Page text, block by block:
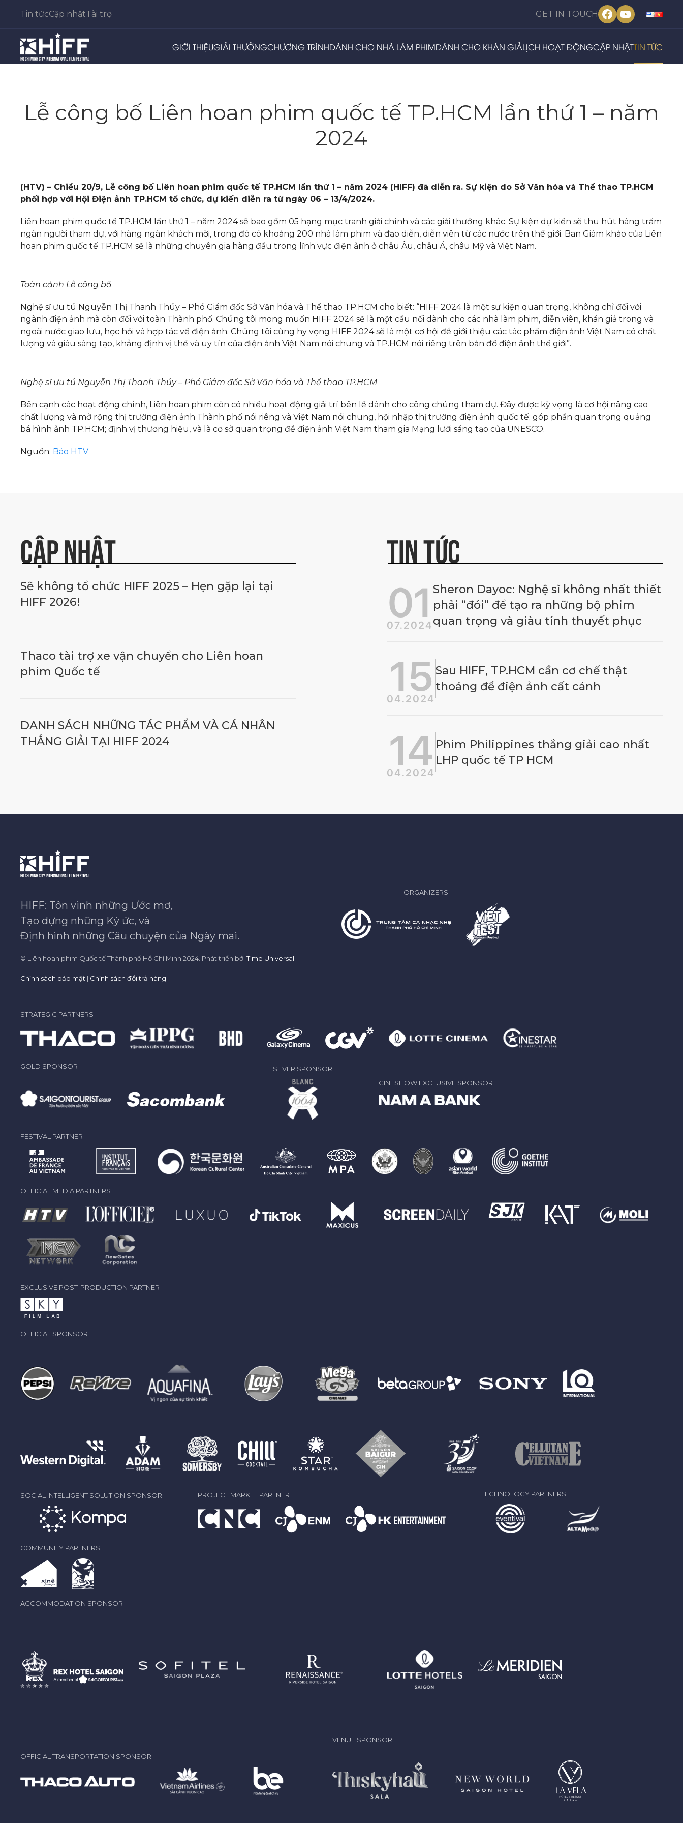
Tin tứcCập nhậtTài trợ GET IN TOUCH Facebook
YouTube
GIỚI THIỆUGIẢI THƯỞNGCHƯƠNG TRÌNHDÀNH CHO NHÀ LÀM PHIMDÀNH CHO KHÁN GIẢLỊCH HOẠT ĐỘNGCẬP NHẬTTIN TỨC
Lễ công bố Liên hoan phim quốc tế TP.HCM lần thứ 1 – năm
2024
(HTV) – Chiều 20/9, Lễ công bố Liên hoan phim quốc tế TP.HCM lần thứ 1 – năm 2024 (HIFF) đã diễn ra. Sự kiện do Sở Văn hóa và Thể thao TP.HCM
phối hợp với Hội Điện ảnh TP.HCM tổ chức, dự kiến diễn ra từ ngày 06 – 13/4/2024.
Liên hoan phim quốc tế TP.HCM lần thứ 1 – năm 2024 sẽ bao gồm 05 hạng mục tranh giải chính và các giải thưởng khác. Sự kiện dự kiến sẽ thu hút hàng trăm
ngàn người tham dự, với hàng ngàn khách mời, trong đó có khoảng 200 nhà làm phim và đạo diễn, diễn viên từ các nước trên thế giới. Ban Giám khảo của Liên
hoan phim quốc tế TP.HCM sẽ là những chuyên gia hàng đầu trong lĩnh vực điện ảnh ở châu Âu, châu Á, châu Mỹ và Việt Nam.
Toàn cảnh Lễ công bố
Nghệ sĩ ưu tú Nguyễn Thị Thanh Thúy – Phó Giám đốc Sở Văn hóa và Thể thao TP.HCM cho biết: “HIFF 2024 là một sự kiện quan trọng, không chỉ đối với
ngành điện ảnh mà còn đối với toàn Thành phố. Chúng tôi mong muốn HIFF 2024 sẽ là một cầu nối dành cho các nhà làm phim, diễn viên, khán giả trong và
ngoài nước giao lưu, học hỏi và hợp tác về điện ảnh. Chúng tôi cũng hy vọng HIFF 2024 sẽ là một cơ hội để giới thiệu các tác phẩm điện ảnh Việt Nam có chất
lượng và giàu sáng tạo, khẳng định vị thế và uy tín của điện ảnh Việt Nam nói chung và TP.HCM nói riêng trên bản đồ điện ảnh thế giới”.
Nghệ sĩ ưu tú Nguyễn Thị Thanh Thúy – Phó Giám đốc Sở Văn hóa và Thể thao TP.HCM
Bên cạnh các hoạt động chính, Liên hoan phim còn có nhiều hoạt động giải trí bên lề dành cho công chúng tham dự. Đây được kỳ vọng là cơ hội nâng cao
chất lượng và mở rộng thị trường điện ảnh Thành phố nói riêng và Việt Nam nói chung, hội nhập thị trường điện ảnh quốc tế; góp phần quan trọng quảng
bá hình ảnh TP.HCM; định vị thương hiệu, và là cơ sở quan trọng để điện ảnh Việt Nam tham gia Mạng lưới sáng tạo của UNESCO.
Nguồn: Báo HTV
CẬP NHẬT
Sẽ không tổ chức HIFF 2025 – Hẹn gặp lại tại
HIFF 2026!
Thaco tài trợ xe vận chuyển cho Liên hoan
phim Quốc tế
DANH SÁCH NHỮNG TÁC PHẨM VÀ CÁ NHÂN
THẮNG GIẢI TẠI HIFF 2024
TIN TỨC
01
07.2024
Sheron Dayoc: Nghệ sĩ không nhất thiết
phải “đói” để tạo ra những bộ phim
quan trọng và giàu tính thuyết phục
15
04.2024
Sau HIFF, TP.HCM cần cơ chế thật
thoáng để điện ảnh cất cánh
14
04.2024
Phim Philippines thắng giải cao nhất
LHP quốc tế TP HCM
HIFF: Tôn vinh những Ước mơ,
Tạo dựng những Ký ức, và
Định hình những Câu chuyện của Ngày mai.
© Liên hoan phim Quốc tế Thành phố Hồ Chí Minh 2024. Phát triển bởiTime Universal
Chính sách bảo mật | Chính sách đổi trả hàng
ORGANIZERS
STRATEGIC PARTNERS
GOLD SPONSOR
SILVER SPONSOR
CINESHOW EXCLUSIVE SPONSOR
FESTIVAL PARTNER
OFFICIAL MEDIA PARTNERS
EXCLUSIVE POST-PRODUCTION PARTNER
OFFICIAL SPONSOR
SOCIAL INTELLIGENT SOLUTION SPONSOR PROJECT MARKET PARTNER TECHNOLOGY PARTNERS
COMMUNITY PARTNERS
ACCOMMODATION SPONSOR
OFFICIAL TRANSPORTATION SPONSOR
VENUE SPONSOR